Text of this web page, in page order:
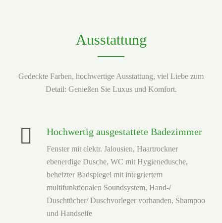
Ausstattung
Gedeckte Farben, hochwertige Ausstattung, viel Liebe zum
Detail: Genießen Sie Luxus und Komfort.
Hochwertig ausgestattete Badezimmer
Fenster mit elektr. Jalousien, Haartrockner
ebenerdige Dusche, WC mit Hygienedusche,
beheizter Badspiegel mit integriertem
multifunktionalen Soundsystem, Hand-/
Duschtücher/ Duschvorleger vorhanden, Shampoo